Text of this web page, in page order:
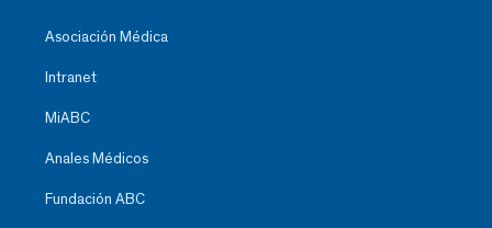
Asociación Médica
Intranet
MiABC
Anales Médicos
Fundación ABC